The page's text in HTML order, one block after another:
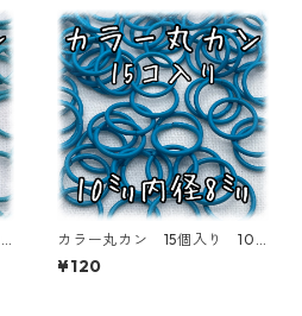
カラー丸カン 15個入り 10
㎜ ブルー【MCC-10-BLU】
¥120